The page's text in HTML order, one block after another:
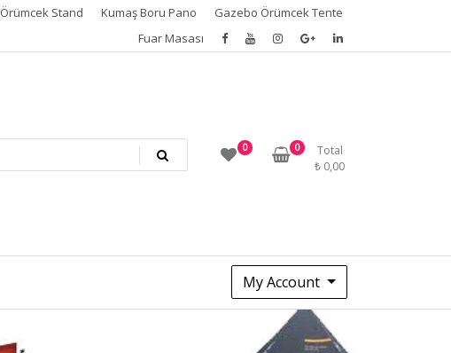
Örümcek Stand Kumaş Boru Pano
Gazebo Örümcek Tente
Fuar Masası
0 0
Total
₺ 0,00
My Account